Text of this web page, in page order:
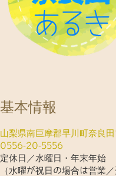
基本情報
山梨県南巨摩郡早川町奈良
0556-20-5556
定休日／水曜日・年末年始
（水曜が祝日の場合は営業／